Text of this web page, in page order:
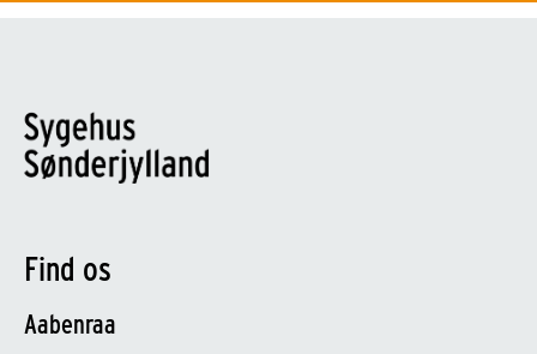
Find os
Aabenraa